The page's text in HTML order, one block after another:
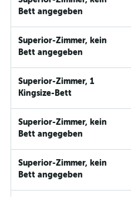
Bett angegeben
Superior-Zimmer, kein
Bett angegeben
Superior-Zimmer, 1
Kingsize-Bett
Superior-Zimmer, kein
Bett angegeben
Superior-Zimmer, kein
Bett angegeben